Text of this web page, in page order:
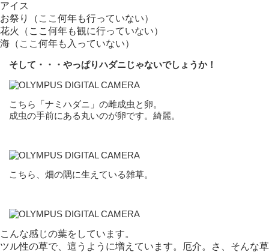
アイス
お祭り（ここ何年も行っていない）
花火（ここ何年も観に行っていない）
海（ここ何年も入っていない）
そして・・・やっぱりハダニじゃないでしょうか！
こちら「ナミハダニ」の雌成虫と卵。
成虫の手前にある丸いのが卵です。綺麗。
こちら、畑の隅に生えている雑草。
こんな感じの葉をしています。
ツル性の草で、這うように増えています。厄介。さ、そんな草